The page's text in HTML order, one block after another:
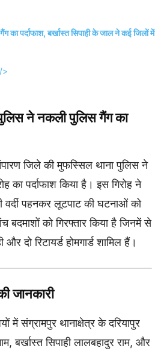
का पर्दाफाश, बर्खास्त सिपाही के जाल ने कई जिलों में
>
ने नकली पुलिस गैंग का
जिले की मुफस्सिल थाना पुलिस ने
का पर्दाफाश किया है। इस गिरोह ने
वर्दी पहनकर लूटपाट की घटनाओं को
बदमाशों को गिरफ्तार किया है जिनमें से
दो रिटायर्ड होमगार्ड शामिल हैं।
जानकारी
में संग्रामपुर थानाक्षेत्र के दरियापुर
बर्खास्त सिपाही लालबहादुर राम, और